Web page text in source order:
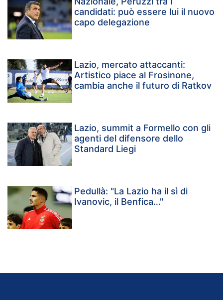
candidati: può essere lui il nuovo
capo delegazione
Lazio, mercato attaccanti:
Artistico piace al Frosinone,
cambia anche il futuro di Ratkov
Lazio, summit a Formello con gli
agenti del difensore dello
Standard Liegi
Pedullà: "La Lazio ha il sì di
Ivanovic, il Benfica…"